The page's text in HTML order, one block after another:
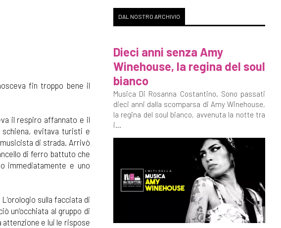
fin troppo bene il
il respiro affannato e il
schiena, evitava turisti e
di strada. Arrivò
di ferro battuto che
immediatamente e uno
sulla facciata di
un’occhiata al gruppo di
attenzione e lui le rispose
DAL NOSTRO ARCHIVIO
Dieci anni senza Amy
Winehouse, la regina del soul
bianco
Musica Di Rosanna Costantino. Sono passati
dieci anni dalla scomparsa di Amy Winehouse,
la regina del soul bianco, avvenuta la notte tra
i...